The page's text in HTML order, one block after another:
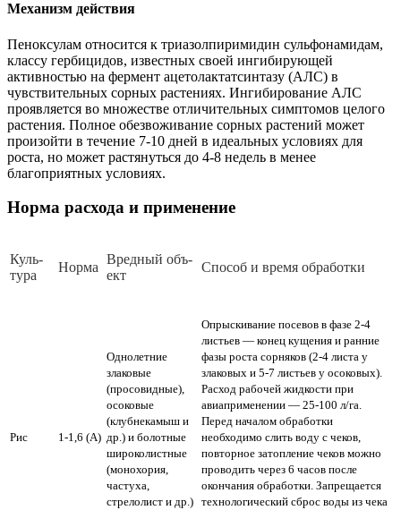
Механизм действия
Пеноксулам относится к триазолпиримидин сульфонамидам,
классу гербицидов, известных своей ингибирующей
активностью на фермент ацетолактатсинтазу (АЛС) в
чувствительных сорных растениях. Ингибирование АЛС
проявляется во множестве отличительных симптомов целого
растения. Полное обезвоживание сорных растений может
произойти в течение 7-10 дней в идеальных условиях для
роста, но может растянуться до 4-8 недель в менее
благоприятных условиях.
Норма расхода и применение
Куль­
ту­ра
Нор­ма
Вред­ный объ­
ект
Спо­соб и вре­мя об­ра­бот­ки
Рис 1-1,6 (А)
Однолетние
злаковые
(просовидные),
осоковые
(клубнекамыш и
др.) и болотные
широколистные
(монохория,
частуха,
стрелолист и др.)
Опрыскивание посевов в фазе 2-4
листьев — конец кущения и ранние
фазы роста сорняков (2-4 листа у
злаковых и 5-7 листьев у осоковых).
Расход рабочей жидкости при
авиаприменении — 25-100 л/га.
Перед началом обработки
необходимо слить воду с чеков,
повторное затопление чеков можно
проводить через 6 часов после
окончания обработки. Запрещается
технологический сброс воды из чека